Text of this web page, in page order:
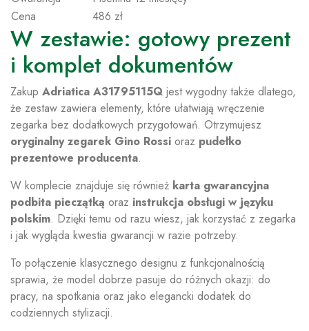
Cena
486 zł
W zestawie: gotowy prezent
i komplet dokumentów
Zakup Adriatica A31795115Q jest wygodny także dlatego,
że zestaw zawiera elementy, które ułatwiają wręczenie
zegarka bez dodatkowych przygotowań. Otrzymujesz
oryginalny zegarek Gino Rossi oraz pudełko
prezentowe producenta.
W komplecie znajduje się również karta gwarancyjna
podbita pieczątką oraz instrukcja obsługi w języku
polskim. Dzięki temu od razu wiesz, jak korzystać z zegarka
i jak wygląda kwestia gwarancji w razie potrzeby.
To połączenie klasycznego designu z funkcjonalnością
sprawia, że model dobrze pasuje do różnych okazji: do
pracy, na spotkania oraz jako elegancki dodatek do
codziennych stylizacji.